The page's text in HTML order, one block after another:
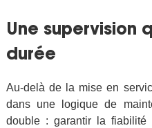
Une supervision
durée
Au-delà de la mise en
dans une logique de
double : garantir la fiabilité